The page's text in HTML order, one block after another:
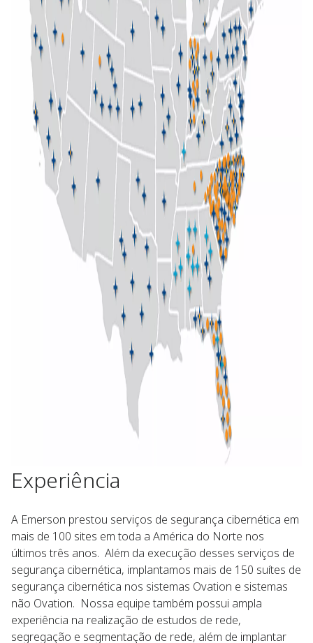
Experiência
A Emerson prestou serviços de segurança cibernética em
mais de 100 sites em toda a América do Norte nos
últimos três anos. Além da execução desses serviços de
segurança cibernética, implantamos mais de 150 suítes de
segurança cibernética nos sistemas Ovation e sistemas
não Ovation. Nossa equipe também possui ampla
experiência na realização de estudos de rede,
segregação e segmentação de rede, além de implantar